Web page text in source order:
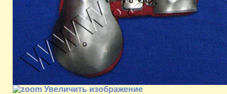
Увеличить изображение